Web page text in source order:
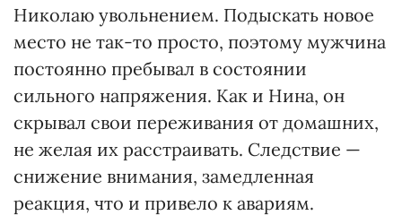
Николаю увольнением. Подыскать новое
место не так-то просто, поэтому мужчина
постоянно пребывал в состоянии
сильного напряжения. Как и Нина, он
скрывал свои переживания от домашних,
не желая их расстраивать. Следствие —
снижение внимания, замедленная
реакция, что и привело к авариям.